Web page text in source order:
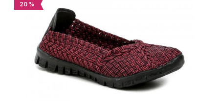
20 %